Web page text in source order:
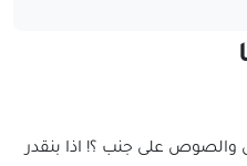
على جنب ؟! اذا بنقدر